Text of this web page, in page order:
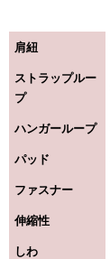
肩紐
ストラップルー
プ
ハンガーループ
パッド
ファスナー
伸縮性
しわ